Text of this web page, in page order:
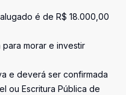
é de R$ 18.000,00
morar e investir
e deverá ser confirmada
ou Escritura Pública de